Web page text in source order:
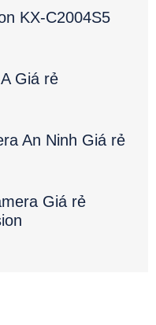
KX-C2004S5
Giá rẻ
An Ninh Giá rẻ
Giá rẻ